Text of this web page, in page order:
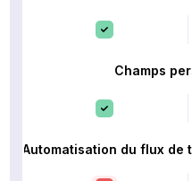
Champs
Automatisation du flux